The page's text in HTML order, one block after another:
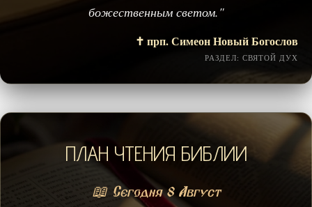
божественным светом."
✝️ прп. Симеон Новый Богослов
РАЗДЕЛ: СВЯТОЙ ДУХ
ПЛАН ЧТЕНИЯ БИБЛИИ
📖 Сегодня 8 Август